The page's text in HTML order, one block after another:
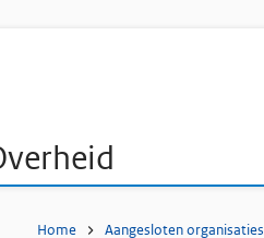
Kruimelpad
Home Aangesloten organisaties